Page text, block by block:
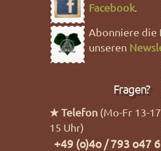
Facebook.
Abonniere die
unseren
Fragen?
★ Telefon (Mo-Fr 13-
15 Uhr)
+49 (o)4o / 793 o47